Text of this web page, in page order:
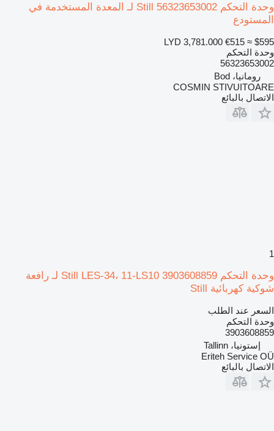
وحدة التحكم Still 56323653002 لـ المعدة المستخدمة في
المستودع
LYD 3,781.000 €515 ≈ $595
وحدة التحكم
56323653002
رومانيا، Bod
COSMIN STIVUITOARE
الاتصال بالبائع
1
وحدة التحكم Still LES-34، 11-LS10 3903608859 لـ رافعة
شوكية كهربائية Still
السعر عند الطلب
وحدة التحكم
3903608859
إستونيا، Tallinn
Eriteh Service OÜ
الاتصال بالبائع